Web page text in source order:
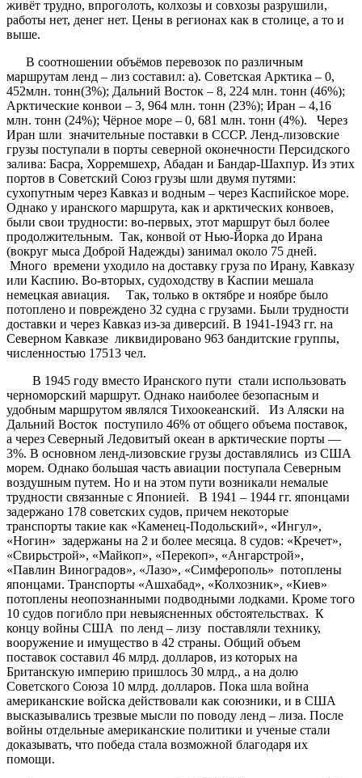
живёт трудно, впроголоть, колхозы и совхозы разрушили,
работы нет, денег нет. Цены в регионах как в столице, а то и
выше.
В соотношении объёмов перевозок по различным
маршрутам ленд – лиз составил: а). Советская Арктика – 0,
452млн. тонн(3%); Дальний Восток – 8, 224 млн. тонн (46%);
Арктические конвои – 3, 964 млн. тонн (23%); Иран – 4,16
млн. тонн (24%); Чёрное море – 0, 681 млн. тонн (4%). Через
Иран шли значительные поставки в СССР. Ленд-лизовские
грузы поступали в порты северной оконечности Персидского
залива: Басра, Хорремшехр, Абадан и Бандар-Шахпур. Из этих
портов в Советский Союз грузы шли двумя путями:
сухопутным через Кавказ и водным – через Каспийское море.
Однако у иранского маршрута, как и арктических конвоев,
были свои трудности: во-первых, этот маршрут был более
продолжительным. Так, конвой от Нью-Йорка до Ирана
(вокруг мыса Доброй Надежды) занимал около 75 дней.
Много времени уходило на доставку груза по Ирану, Кавказу
или Каспию. Во-вторых, судоходству в Каспии мешала
немецкая авиация. Так, только в октябре и ноябре было
потоплено и повреждено 32 судна с грузами. Были трудности
доставки и через Кавказ из-за диверсий. В 1941-1943 гг. на
Северном Кавказе ликвидировано 963 бандитские группы,
численностью 17513 чел.
В 1945 году вместо Иранского пути стали использовать
черноморский маршрут. Однако наиболее безопасным и
удобным маршрутом являлся Тихоокеанский. Из Аляски на
Дальний Восток поступило 46% от общего объема поставок,
а через Северный Ледовитый океан в арктические порты —
3%. В основном ленд-лизовские грузы доставлялись из США
морем. Однако большая часть авиации поступала Северным
воздушным путем. Но и на этом пути возникали немалые
трудности связанные с Японией. В 1941 – 1944 гг. японцами
задержано 178 советских судов, причем некоторые
транспорты такие как «Каменец-Подольский», «Ингул»,
«Ногин» задержаны на 2 и более месяца. 8 судов: «Кречет»,
«Свирьстрой», «Майкоп», «Перекоп», «Ангарстрой»,
«Павлин Виноградов», «Лазо», «Симферополь» потоплены
японцами. Транспорты «Ашхабад», «Колхозник», «Киев»
потоплены неопознанными подводными лодками. Кроме того
10 судов погибло при невыясненных обстоятельствах. К
концу войны США по ленд – лизу поставляли технику,
вооружение и имущество в 42 страны. Общий объем
поставок составил 46 млрд. долларов, из которых на
Британскую империю пришлось 30 млрд., а на долю
Советского Союза 10 млрд. долларов. Пока шла война
американские войска действовали как союзники, и в США
высказывались трезвые мысли по поводу ленд – лиза. После
войны отдельные американские политики и ученые стали
доказывать, что победа стала возможной благодаря их
помощи.